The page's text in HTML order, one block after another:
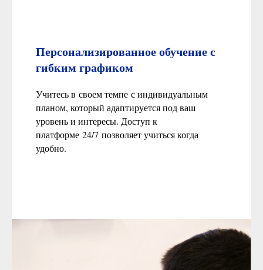
Персонализированное обучение с
гибким графиком
Учитесь в своем темпе с индивидуальным
планом, который адаптируется под ваш
уровень и интересы. Доступ к
платформе 24/7 позволяет учиться когда
удобно.